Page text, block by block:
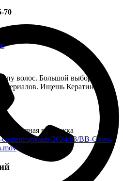
70
волос. Большой выбор
Ищешь Кератин
липидная подложка
uploads/2024/03/BB-Gloss-